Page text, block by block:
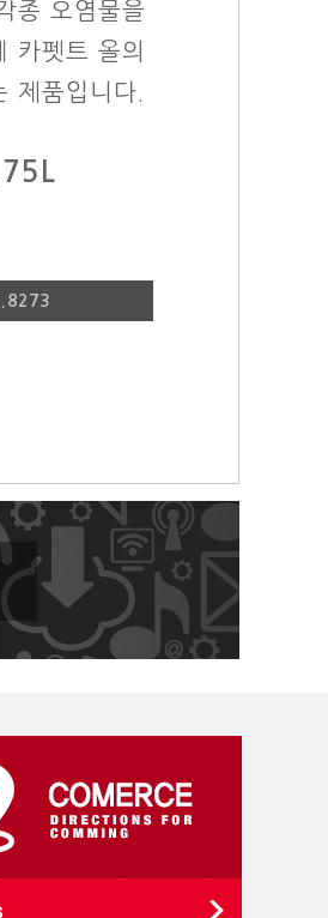
종 오염물을
카펫트 올의
제품입니다.